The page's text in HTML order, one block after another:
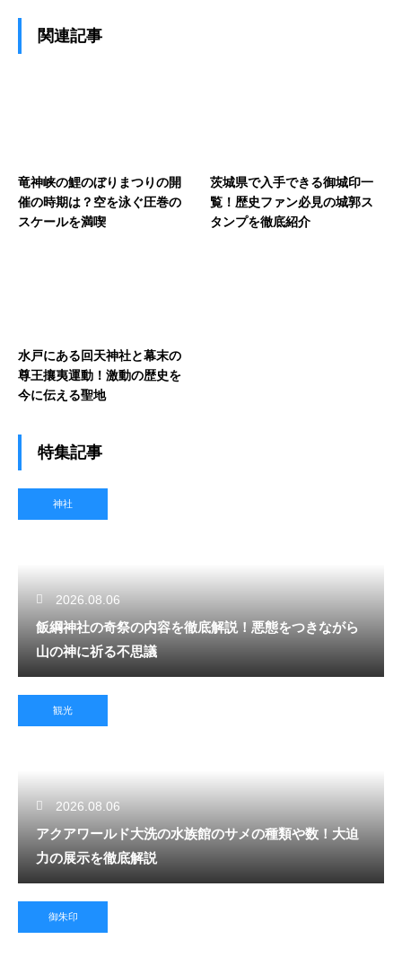
関連記事
竜神峡の鯉のぼりまつりの開
催の時期は？空を泳ぐ圧巻の
スケールを満喫
茨城県で入手できる御城印一
覧！歴史ファン必見の城郭ス
タンプを徹底紹介
水戸にある回天神社と幕末の
尊王攘夷運動！激動の歴史を
今に伝える聖地
特集記事
神社
2026.08.06
飯綱神社の奇祭の内容を徹底解説！悪態をつきながら
山の神に祈る不思議
観光
2026.08.06
アクアワールド大洗の水族館のサメの種類や数！大迫
力の展示を徹底解説
御朱印